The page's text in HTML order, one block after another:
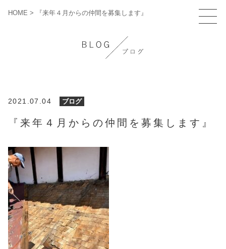
HOME > 『来年４月からの仲間を募集します』
2021.07.04 ブログ
『来年４月からの仲間を募集します』